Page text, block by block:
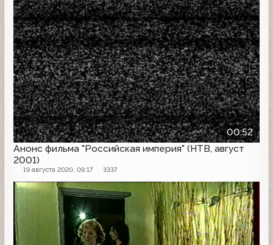
00:52
Анонс фильма "Российская империя" (НТВ, август
2001)
19 августа 2020, 09:17 3337
Анонс